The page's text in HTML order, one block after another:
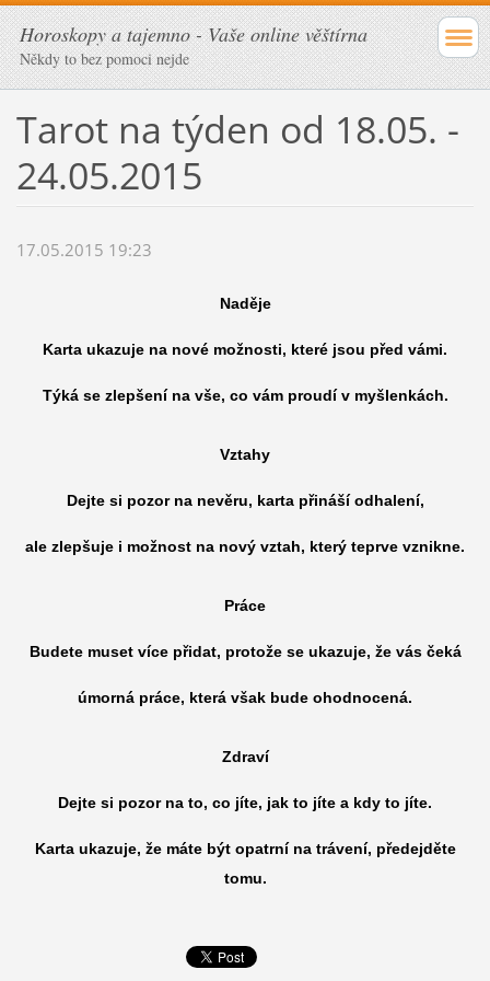
Horoskopy a tajemno - Vaše online věštírna
Někdy to bez pomoci nejde
Tarot na týden od 18.05. -
24.05.2015
17.05.2015 19:23
Naděje
Karta ukazuje na nové možnosti, které jsou před vámi.
Týká se zlepšení na vše, co vám proudí v myšlenkách.
Vztahy
Dejte si pozor na nevěru, karta přináší odhalení,
ale zlepšuje i možnost na nový vztah, který teprve vznikne.
Práce
Budete muset více přidat, protože se ukazuje, že vás čeká
úmorná práce, která však bude ohodnocená.
Zdraví
Dejte si pozor na to, co jíte, jak to jíte a kdy to jíte.
Karta ukazuje, že máte být opatrní na trávení, předejděte
tomu.